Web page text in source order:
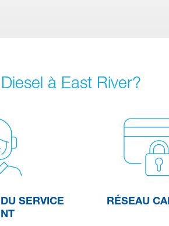
à East River?
SERVICE
RÉSEAU